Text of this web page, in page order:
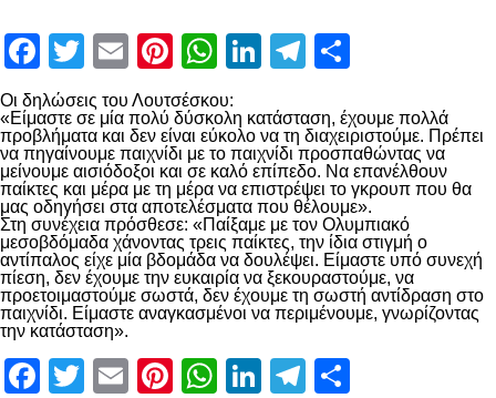
Facebook
Twitter
EmailPinterest
WhatsApp
LinkedIn
Telegram
Οι δηλώσεις του Λουτσέσκου:
«Είμαστε σε μία πολύ δύσκολη κατάσταση, έχουμε πολλά
προβλήματα και δεν είναι εύκολο να τη διαχειριστούμε. Πρέπει
να πηγαίνουμε παιχνίδι με το παιχνίδι προσπαθώντας να
μείνουμε αισιόδοξοι και σε καλό επίπεδο. Να επανέλθουν
παίκτες και μέρα με τη μέρα να επιστρέψει το γκρουπ που θα
μας οδηγήσει στα αποτελέσματα που θέλουμε».
Στη συνέχεια πρόσθεσε: «Παίξαμε με τον Ολυμπιακό
μεσοβδόμαδα χάνοντας τρεις παίκτες, την ίδια στιγμή ο
αντίπαλος είχε μία βδομάδα να δουλέψει. Είμαστε υπό συνεχή
πίεση, δεν έχουμε την ευκαιρία να ξεκουραστούμε, να
προετοιμαστούμε σωστά, δεν έχουμε τη σωστή αντίδραση στο
παιχνίδι. Είμαστε αναγκασμένοι να περιμένουμε, γνωρίζοντας
την κατάσταση».
Facebook
Twitter
EmailPinterest
WhatsApp
LinkedIn
Telegram